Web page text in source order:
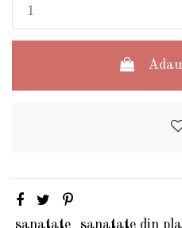
sanatate sanatate din